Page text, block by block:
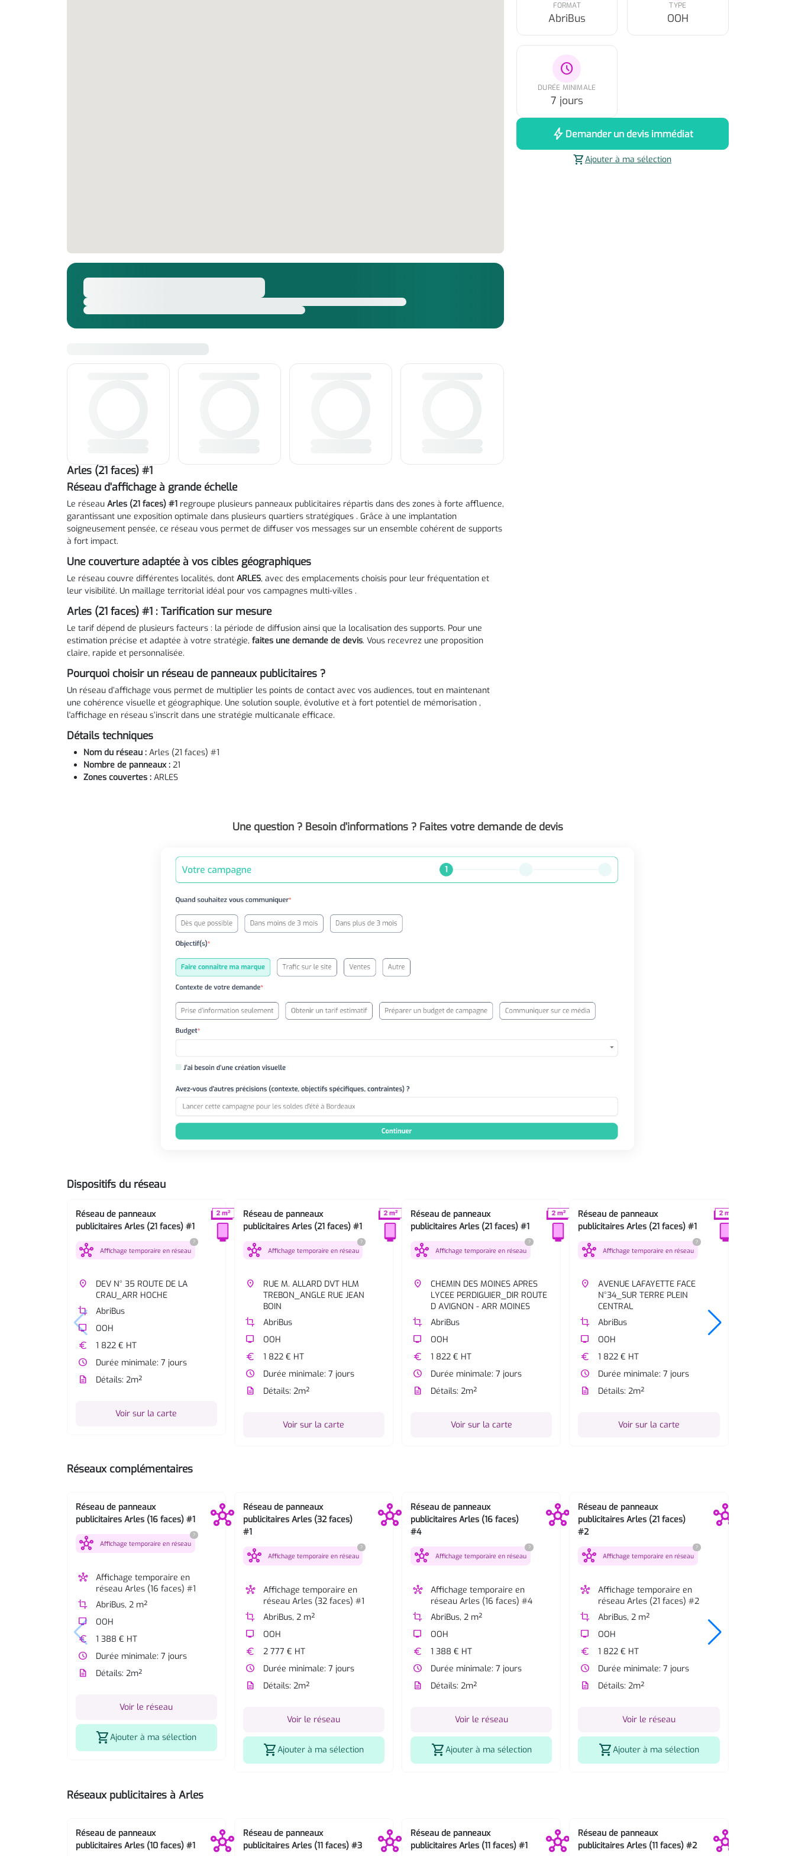
Arles (21 faces) #1
Réseau d'affichage à grande échelle
Le réseau Arles (21 faces) #1regroupe plusieurs panneaux publicitaires répartis dans des zones à forte affluence,
garantissant une exposition optimale dans plusieurs quartiers stratégiques . Grâce à une implantation
soigneusement pensée, ce réseau vous permet de diffuser vos messages sur un ensemble cohérent de supports
à fort impact.
Une couverture adaptée à vos cibles géographiques
Le réseau couvre différentes localités, dont ARLES, avec des emplacements choisis pour leur fréquentation et
leur visibilité. Un maillage territorial idéal pour vos campagnes multi-villes .
Arles (21 faces) #1 : Tarification sur mesure
Le tarif dépend de plusieurs facteurs : la période de diffusion ainsi que la localisation des supports. Pour une
estimation précise et adaptée à votre stratégie, faites une demande de devis. Vous recevrez une proposition
claire, rapide et personnalisée.
Pourquoi choisir un réseau de panneaux publicitaires ?
Un réseau d’affichage vous permet de multiplier les points de contact avec vos audiences, tout en maintenant
une cohérence visuelle et géographique. Une solution souple, évolutive et à fort potentiel de mémorisation ,
l'affichage en réseau s’inscrit dans une stratégie multicanale efficace.
Détails techniques
Nom du réseau :Arles (21 faces) #1
Nombre de panneaux :21
Zones couvertes :ARLES
FORMAT
AbriBus
TYPE
OOH
schedule
DURÉE MINIMALE
7 jours
bolt Demander un devis immédiat
shopping_cartAjouter à ma sélection
Une question ? Besoin d'informations ? Faites votre demande de devis
Dispositifs du réseau
Réseau de panneaux
publicitaires Arles (21 faces) #1
hub Affichage temporaire en réseau
?
place
DEV N° 35 ROUTE DE LA
CRAU_ARR HOCHE
crop
AbriBus
tv
OOH
euro
1 822 € HT
watch_later
Durée minimale: 7 jours
description
Détails: 2m²
Voir sur la carte
Réseau de panneaux
publicitaires Arles (21 faces) #1
hub Affichage temporaire en réseau
?
place
RUE M. ALLARD DVT HLM
TREBON_ANGLE RUE JEAN
BOIN
crop
AbriBus
tv
OOH
euro
1 822 € HT
watch_later
Durée minimale: 7 jours
description
Détails: 2m²
Voir sur la carte
Réseau de panneaux
publicitaires Arles (21 faces) #1
hub Affichage temporaire en réseau
?
place
CHEMIN DES MOINES APRES
LYCEE PERDIGUIER_DIR ROUTE
D AVIGNON - ARR MOINES
crop
AbriBus
tv
OOH
euro
1 822 € HT
watch_later
Durée minimale: 7 jours
description
Détails: 2m²
Voir sur la carte
Réseau de panneaux
publicitaires Arles (21 faces) #1
hub Affichage temporaire en réseau
?
place
AVENUE LAFAYETTE FACE
N°34_SUR TERRE PLEIN
CENTRAL
crop
AbriBus
tv
OOH
euro
1 822 € HT
watch_later
Durée minimale: 7 jours
description
Détails: 2m²
Voir sur la carte
Réseaux complémentaires
Réseau de panneaux
publicitaires Arles (16 faces) #1
hub Affichage temporaire en réseau
?
hub
Affichage temporaire en
réseau Arles (16 faces) #1
crop
AbriBus, 2 m²
tv
OOH
euro
1 388 € HT
watch_later
Durée minimale: 7 jours
description
Détails: 2m²
Voir le réseau
shopping_cartAjouter à ma sélection
Réseau de panneaux
publicitaires Arles (32 faces)
#1
hub Affichage temporaire en réseau
?
hub
Affichage temporaire en
réseau Arles (32 faces) #1
crop
AbriBus, 2 m²
tv
OOH
euro
2 777 € HT
watch_later
Durée minimale: 7 jours
description
Détails: 2m²
Voir le réseau
shopping_cartAjouter à ma sélection
Réseau de panneaux
publicitaires Arles (16 faces)
#4
hub Affichage temporaire en réseau
?
hub
Affichage temporaire en
réseau Arles (16 faces) #4
crop
AbriBus, 2 m²
tv
OOH
euro
1 388 € HT
watch_later
Durée minimale: 7 jours
description
Détails: 2m²
Voir le réseau
shopping_cartAjouter à ma sélection
Réseau de panneaux
publicitaires Arles (21 faces)
#2
hub Affichage temporaire en réseau
?
hub
Affichage temporaire en
réseau Arles (21 faces) #2
crop
AbriBus, 2 m²
tv
OOH
euro
1 822 € HT
watch_later
Durée minimale: 7 jours
description
Détails: 2m²
Voir le réseau
shopping_cartAjouter à ma sélection
Réseaux publicitaires à Arles
Réseau de panneaux
publicitaires Arles (10 faces) #1
Réseau de panneaux
publicitaires Arles (11 faces) #3
Réseau de panneaux
publicitaires Arles (11 faces) #1
Réseau de panneaux
publicitaires Arles (11 faces) #2